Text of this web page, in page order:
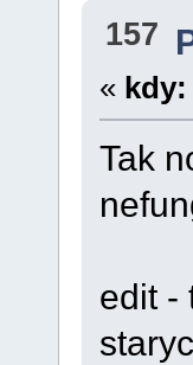
157
« kdy:
Tak
edit -